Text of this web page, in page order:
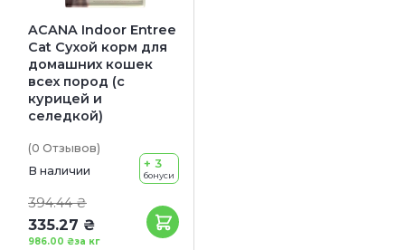
ACANA Indoor Entree
Cat Сухой корм для
домашних кошек
всех пород (с
курицей и
селедкой)
(0 Отзывов)
В наличии
394.44 ₴
335.27 ₴
за кг
986.00 ₴
+ 3
бонуси